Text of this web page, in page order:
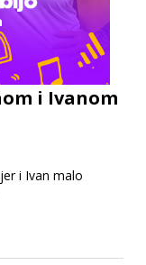
i Ivanom
i Ivan malo